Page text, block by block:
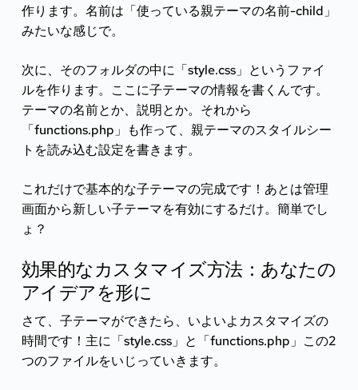
作ります。名前は「使っている親テーマの名前-child」
みたいな感じで。
次に、そのフォルダの中に「style.css」というファイ
ルを作ります。ここに子テーマの情報を書くんです。
テーマの名前とか、説明とか。それから
「functions.php」も作って、親テーマのスタイルシー
トを読み込む設定を書きます。
これだけで基本的な子テーマの完成です！あとは管理
画面から新しい子テーマを有効にするだけ。簡単でし
ょ？
効果的なカスタマイズ方法：あなたの
アイデアを形に
さて、子テーマができたら、いよいよカスタマイズの
時間です！主に「style.css」と「functions.php」この2
つのファイルをいじっていきます。